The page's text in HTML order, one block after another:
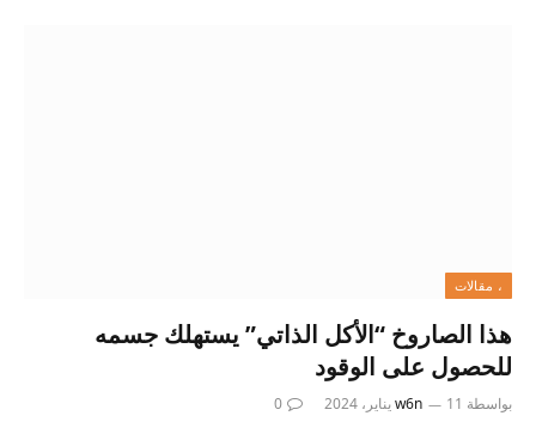
، مقالات
هذا الصاروخ “الأكل الذاتي” يستهلك جسمه
للحصول على الوقود
بواسطة w6n 11 يناير، 2024 0